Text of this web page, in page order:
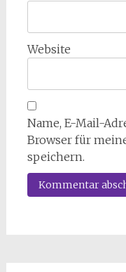
Website
Name, E-Mail-
Browser für
speichern.